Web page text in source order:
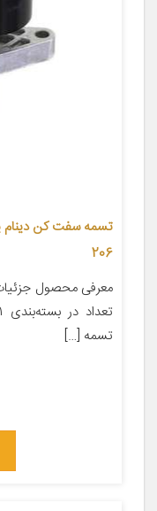
206
تسمه […]